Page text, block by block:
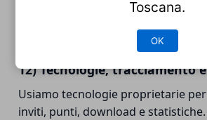
12) Tecnologie, tracciamento
Usiamo tecnologie proprietarie
inviti, punti, download e
Toscana.
OK